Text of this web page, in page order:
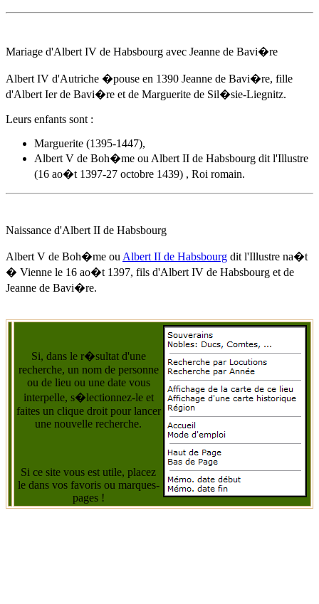
Mariage d'Albert IV de Habsbourg avec Jeanne de Bavi�re
Albert IV d'Autriche �pouse en 1390 Jeanne de Bavi�re, fille
d'Albert Ier de Bavi�re et de Marguerite de Sil�sie-Liegnitz.
Leurs enfants sont :
Marguerite (1395-1447),
Albert V de Boh�me ou Albert II de Habsbourg dit l'Illustre
(16 ao�t 1397-27 octobre 1439) , Roi romain.
Naissance d'Albert II de Habsbourg
Albert V de Boh�me ou Albert II de Habsbourg dit l'Illustre na�t
� Vienne le 16 ao�t 1397, fils d'Albert IV de Habsbourg et de
Jeanne de Bavi�re.
Si, dans le r�sultat d'une
recherche, un nom de personne
ou de lieu ou une date vous
interpelle, s�lectionnez-le et
faites un clique droit pour lancer
une nouvelle recherche.
Si ce site vous est utile, placez
le dans vos favoris ou marques-
pages !